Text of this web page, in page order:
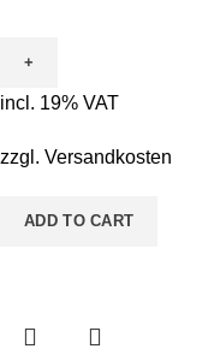
incl. 19% VAT
zzgl. Versandkosten
ADD TO CART